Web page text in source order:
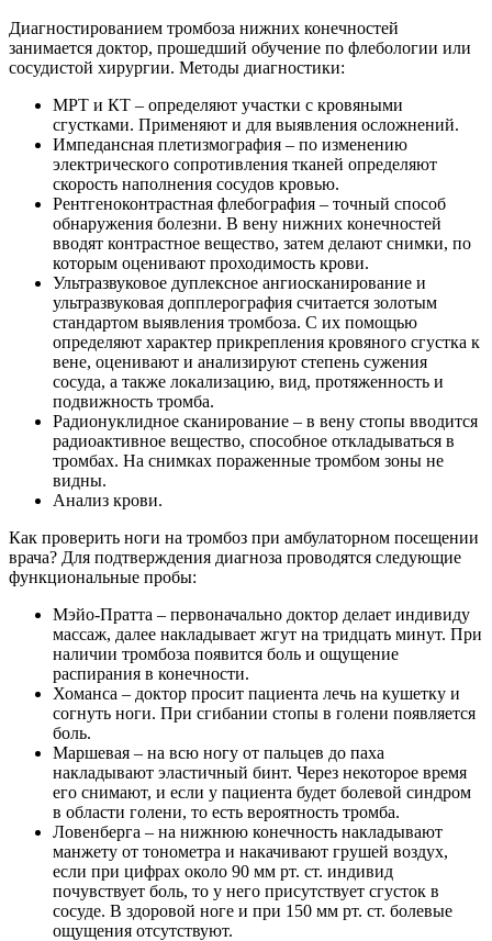
Диагностированием тромбоза нижних конечностей
занимается доктор, прошедший обучение по флебологии или
сосудистой хирургии. Методы диагностики:
МРТ и КТ – определяют участки с кровяными
сгустками. Применяют и для выявления осложнений.
Импедансная плетизмография – по изменению
электрического сопротивления тканей определяют
скорость наполнения сосудов кровью.
Рентгеноконтрастная флебография – точный способ
обнаружения болезни. В вену нижних конечностей
вводят контрастное вещество, затем делают снимки, по
которым оценивают проходимость крови.
Ультразвуковое дуплексное ангиосканирование и
ультразвуковая допплерография считается золотым
стандартом выявления тромбоза. С их помощью
определяют характер прикрепления кровяного сгустка к
вене, оценивают и анализируют степень сужения
сосуда, а также локализацию, вид, протяженность и
подвижность тромба.
Радионуклидное сканирование – в вену стопы вводится
радиоактивное вещество, способное откладываться в
тромбах. На снимках пораженные тромбом зоны не
видны.
Анализ крови.
Как проверить ноги на тромбоз при амбулаторном посещении
врача? Для подтверждения диагноза проводятся следующие
функциональные пробы:
Мэйо-Пратта – первоначально доктор делает индивиду
массаж, далее накладывает жгут на тридцать минут. При
наличии тромбоза появится боль и ощущение
распирания в конечности.
Хоманса – доктор просит пациента лечь на кушетку и
согнуть ноги. При сгибании стопы в голени появляется
боль.
Маршевая – на всю ногу от пальцев до паха
накладывают эластичный бинт. Через некоторое время
его снимают, и если у пациента будет болевой синдром
в области голени, то есть вероятность тромба.
Ловенберга – на нижнюю конечность накладывают
манжету от тонометра и накачивают грушей воздух,
если при цифрах около 90 мм рт. ст. индивид
почувствует боль, то у него присутствует сгусток в
сосуде. В здоровой ноге и при 150 мм рт. ст. болевые
ощущения отсутствуют.